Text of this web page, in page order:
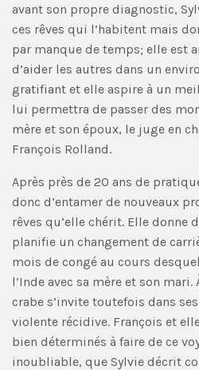
avant son propre diagnostic,
ces rêves qui l’habitent mais
par manque de temps; elle est
d’aider les autres dans un
gratifiant et elle aspire à un
lui permettra de passer des
mère et son époux, le juge en
François Rolland.
Après près de 20 ans de
donc d’entamer de nouveaux
rêves qu’elle chérit. Elle donne
planifie un changement de
mois de congé au cours
l’Inde avec sa mère et son
crabe s’invite toutefois dans
violente récidive. François et
bien déterminés à faire de ce
inoubliable, que Sylvie décrit